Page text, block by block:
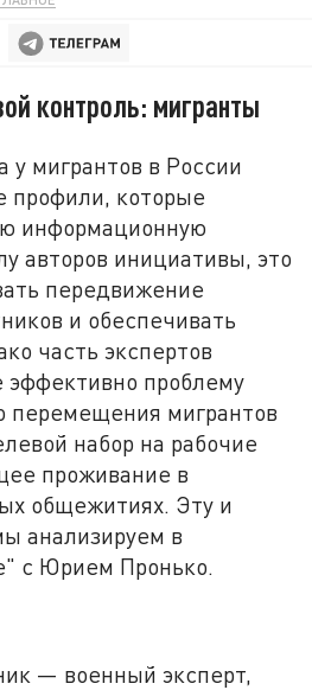
контроль: мигранты
у мигрантов в России
профили, которые
информационную
авторов инициативы, это
передвижение
и обеспечивать
часть экспертов
эффективно проблему
перемещения мигрантов
набор на рабочие
проживание в
общежитиях. Эту и
анализируем в
с Юрием Пронько.
— военный эксперт,